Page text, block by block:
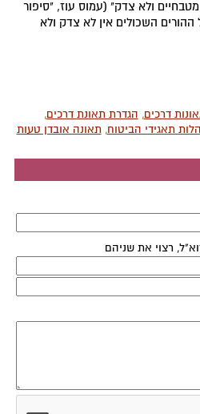
ולא צדק" (עמוס עוז, "סיפור
השכולים אין לא צדק ולא
דרכים, הגדרת תאונת דרכים,
תאגידי הביטוח,תאונה אובדן טעות
רצוי את שניהם